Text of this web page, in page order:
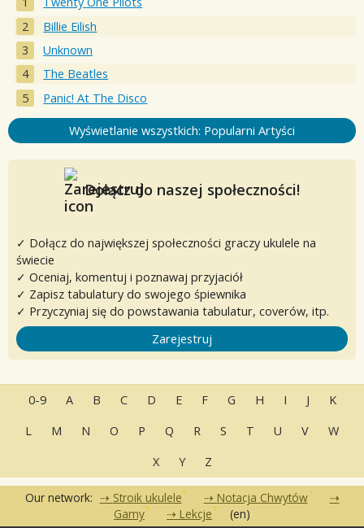
Billie Eilish
Unknown
The Beatles
Panic! At The Disco
Wyświetlanie wszystkich: Popularni Artyści
Dołącz do naszej społeczności!
✓ Dołącz do największej społeczności graczy ukulele na
świecie
✓ Oceniaj, komentuj i poznawaj przyjaciół
✓ Zapisz tabulatury do swojego śpiewnika
✓ Przyczyniaj się do powstawania tabulatur, coverów, itp.
Zarejestruj
0-9 A B C D E F G H I J
K
L
M N O P Q R S T U V
W
X
Y Z
Our network: Stroik ukulele
Notacja Chwytów
Gamy
Lekcje (en)